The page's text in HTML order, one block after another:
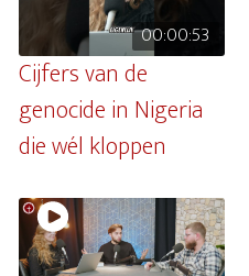
00:00:53
Cijfers van de
genocide in Nigeria
die wél kloppen